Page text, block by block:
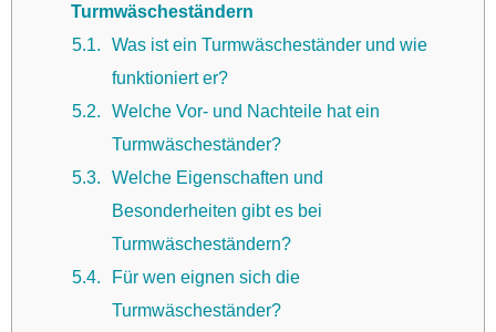
Turmwäscheständern
5.1
Was ist ein Turmwäscheständer und wie
funktioniert er?
5.2
Welche Vor- und Nachteile hat ein
Turmwäscheständer?
5.3
Welche Eigenschaften und
Besonderheiten gibt es bei
Turmwäscheständern?
5.4
Für wen eignen sich die
Turmwäscheständer?